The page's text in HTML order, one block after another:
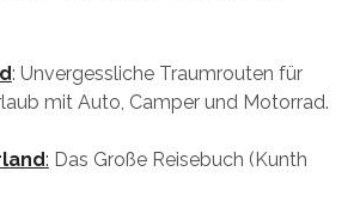
: Unvergessliche Traumrouten für
mit Auto, Camper und Motorrad.
: Das Große Reisebuch (Kunth